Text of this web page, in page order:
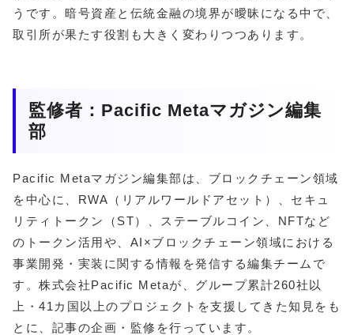
うです。暗号資産と伝統金融の境界が曖昧になる中で、
取引所が果たす役割も大きく変わりつつあります。
監修者：Pacific Metaマガジン編集
部
Pacific Metaマガジン編集部は、ブロックチェーン領域
を中心に、RWA（リアルワールドアセット）、セキュ
リティトークン（ST）、ステーブルコイン、NFTなど
のトークン活用や、AI×ブロックチェーン領域における
事業開発・実装に関する情報を発信する編集チームで
す。株式会社Pacific Metaが、グループ累計260社以
上・41カ国以上のプロジェクトを支援してきた知見をも
とに、記事の企画・監修を行っています。